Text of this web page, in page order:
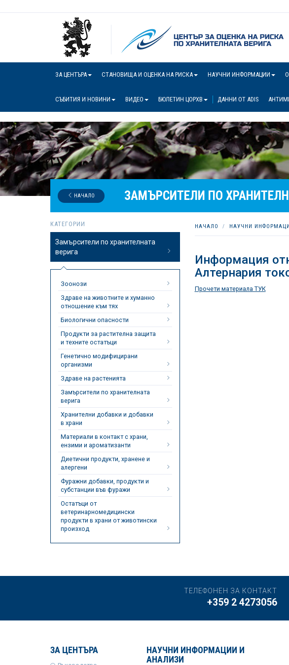
ЗА ЦЕНТЪРА СТАНОВИЩА И ОЦЕНКА НА РИСКА НАУЧНИ ИНФОРМАЦИИ
СЪБИТИЯ И НОВИНИ ВИДЕО БЮЛЕТИН ЦОРХВ ДАННИ ОТ ADIS
ЗАМЪРСИТЕЛИ ПО
НАЧАЛО
КАТЕГОРИИ
Замърсители по хранителната
верига
Зоонози
Здраве на животните и хуманно
отношение към тях
Биологични опасности
Продукти за растителна защита
и техните остатъци
Генетично модифицирани
организми
Здраве на растенията
Замърсители по хранителната
верига
Хранителни добавки и добавки
в храни
Материали в контакт с храни,
ензими и ароматизанти
Диетични продукти, хранене и
алергени
Фуражни добавки, продукти и
субстанции във фуражи
Остатъци от
ветеринарномедицински
продукти в храни от животински
произход
НАЧАЛО НАУЧНИ
Информация
Алтернария
Прочети материала ТУК
ТЕЛЕФОНЕН ЗА КОНТАКТ
+359 2 4273056
ЗА ЦЕНТЪРА
НАУЧНИ ИНФОРМАЦИИ И
АНАЛИЗИ